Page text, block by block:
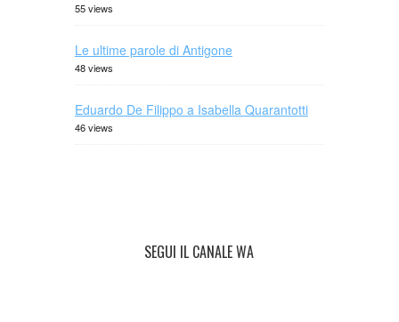
55 views
Le ultime parole di Antigone
48 views
Eduardo De Filippo a Isabella Quarantotti
46 views
SEGUI IL CANALE WA